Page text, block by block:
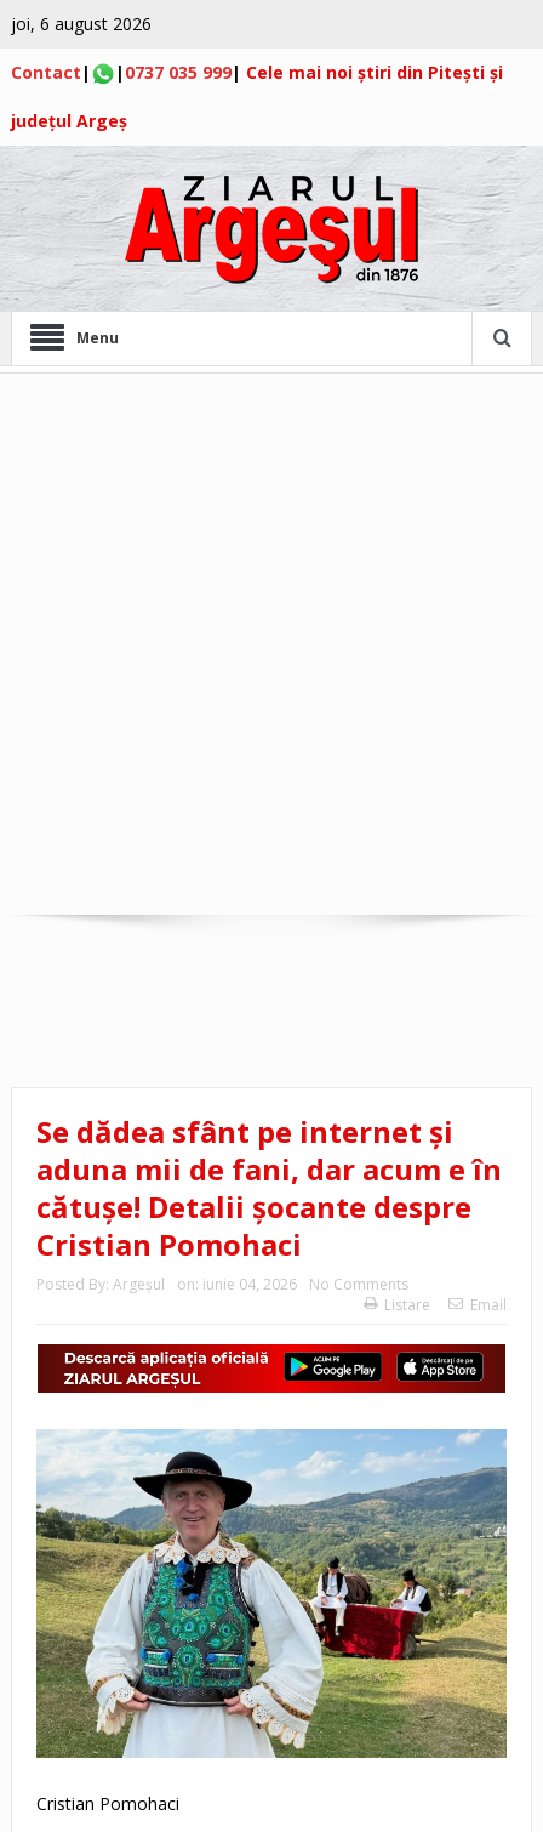
joi, 6 august 2026
Contact | | 0737 035 999| Cele mai noi știri din Pitești și
județul Argeș
Menu
Se dădea sfânt pe internet și
aduna mii de fani, dar acum e în
cătușe! Detalii șocante despre
Cristian Pomohaci
Posted By: Argeşul on: iunie 04, 2026
No Comments
Listare
Email
Cristian Pomohaci